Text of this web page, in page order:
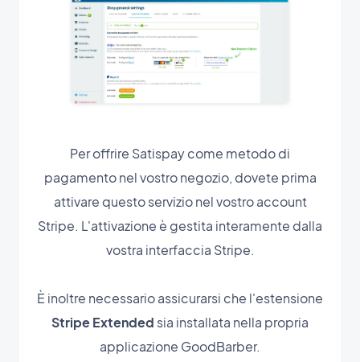
Per offrire Satispay come metodo di
pagamento nel vostro negozio, dovete prima
attivare questo servizio nel vostro account
Stripe. L'attivazione è gestita interamente dalla
vostra interfaccia Stripe.
È inoltre necessario assicurarsi che l'estensione
Stripe Extended sia installata nella propria
applicazione GoodBarber.